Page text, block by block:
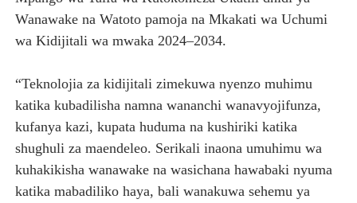
Wanawake na Watoto pamoja na Mkakati wa Uchumi
wa Kidijitali wa mwaka 2024–2034.
“Teknolojia za kidijitali zimekuwa nyenzo muhimu
katika kubadilisha namna wananchi wanavyojifunza,
kufanya kazi, kupata huduma na kushiriki katika
shughuli za maendeleo. Serikali inaona umuhimu wa
kuhakikisha wanawake na wasichana hawabaki nyuma
katika mabadiliko haya, bali wanakuwa sehemu ya